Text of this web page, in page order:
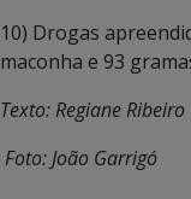
10) Drogas
maconha e 93
Texto: Regiane
Foto: João Garrigó